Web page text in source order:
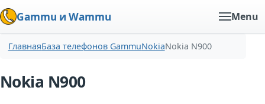
Gammu и Wammu Menu
ГлавнаяБаза телефонов GammuNokiaNokia N900
Nokia N900